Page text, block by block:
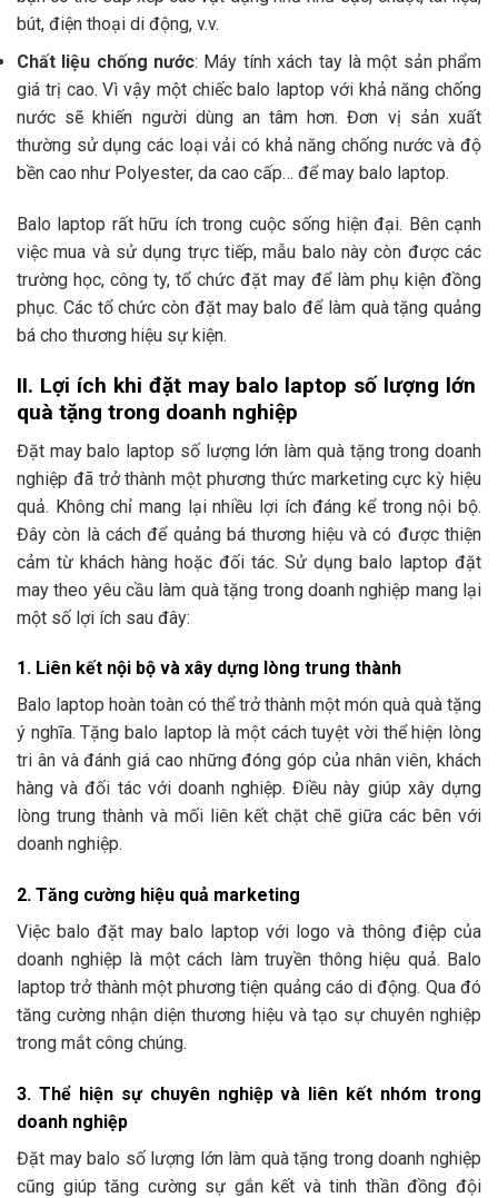
bút, điện thoại di động, v.v.
Chất liệu chống nước: Máy tính xách tay là một sản phẩm
giá trị cao. Vì vậy một chiếc balo laptop với khả năng chống
nước sẽ khiến người dùng an tâm hơn. Đơn vị sản xuất
thường sử dụng các loại vải có khả năng chống nước và độ
bền cao như Polyester, da cao cấp… để may balo laptop.
Balo laptop rất hữu ích trong cuộc sống hiện đại. Bên cạnh
việc mua và sử dụng trực tiếp, mẫu balo này còn được các
trường học, công ty, tổ chức đặt may để làm phụ kiện đồng
phục. Các tổ chức còn đặt may balo để làm quà tặng quảng
bá cho thương hiệu sự kiện.
II. Lợi ích khi đặt may balo laptop số lượng lớn
quà tặng trong doanh nghiệp
Đặt may balo laptop số lượng lớn làm quà tặng trong doanh
nghiệp đã trở thành một phương thức marketing cực kỳ hiệu
quả. Không chỉ mang lại nhiều lợi ích đáng kể trong nội bộ.
Đây còn là cách để quảng bá thương hiệu và có được thiện
cảm từ khách hàng hoặc đối tác. Sử dụng balo laptop đặt
may theo yêu cầu làm quà tặng trong doanh nghiệp mang lại
một số lợi ích sau đây:
1. Liên kết nội bộ và xây dựng lòng trung thành
Balo laptop hoàn toàn có thể trở thành một món quà quà tặng
ý nghĩa. Tặng balo laptop là một cách tuyệt vời thể hiện lòng
tri ân và đánh giá cao những đóng góp của nhân viên, khách
hàng và đối tác với doanh nghiệp. Điều này giúp xây dựng
lòng trung thành và mối liên kết chặt chẽ giữa các bên với
doanh nghiệp.
2. Tăng cường hiệu quả marketing
Việc balo đặt may balo laptop với logo và thông điệp của
doanh nghiệp là một cách làm truyền thông hiệu quả. Balo
laptop trở thành một phương tiện quảng cáo di động. Qua đó
tăng cường nhận diện thương hiệu và tạo sự chuyên nghiệp
trong mắt công chúng.
3. Thể hiện sự chuyên nghiệp và liên kết nhóm trong
doanh nghiệp
Đặt may balo số lượng lớn làm quà tặng trong doanh nghiệp
cũng giúp tăng cường sự gắn kết và tinh thần đồng đội